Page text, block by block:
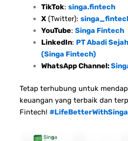
TikTok: singa.fintech
X(Twitter):
YouTube: Singa Fintech
LinkedIn: PT Abadi
(Singa Fintech)
WhatsApp Channel:
Tetap terhubung untuk
keuangan yang terbaik dan
Fintech! #LifeBetterWithSinga